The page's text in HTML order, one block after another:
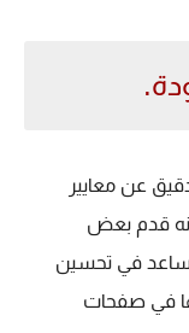
عن معايير
قدم بعض
تساعد في تحسين
في صفحات